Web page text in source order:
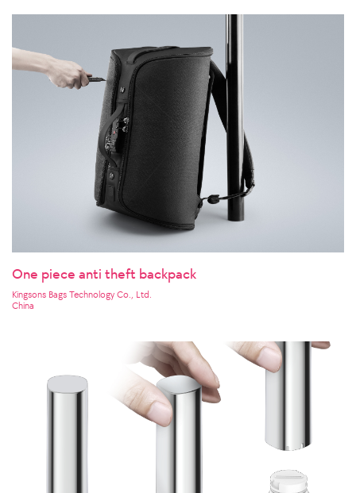
One piece anti theft backpack
Kingsons Bags Technology Co., Ltd.
China